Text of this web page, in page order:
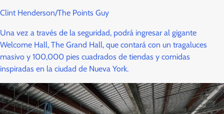
Clint Henderson/The Points Guy
Una vez a través de la seguridad, podrá ingresar al gigante
Welcome Hall, The Grand Hall, que contará con un tragaluces
masivo y 100,000 pies cuadrados de tiendas y comidas
inspiradas en la ciudad de Nueva York.